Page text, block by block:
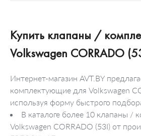
Купить клапаны /
Volkswagen CORRADO
Интернет-магазин AVT.BY
комплектующие для Volkswagen
используя форму быстрого
В каталоге более 10 клапаны /
Volkswagen CORRADO (53I) от